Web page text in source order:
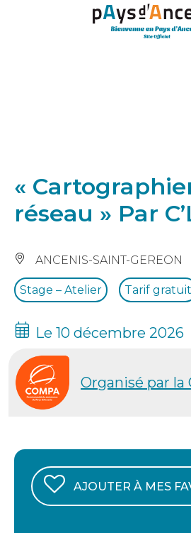
Panneau de gestion des cookies
«
réseau » Par
ANCENIS-SAINT-GEREON
Stage – Atelier Tarif gratuit
Le 10 décembre 2026
Organisé par la
AJOUTER À MES